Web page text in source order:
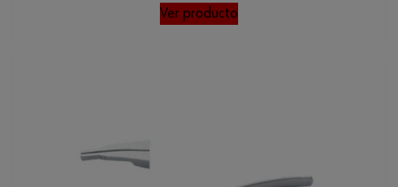
Ver producto